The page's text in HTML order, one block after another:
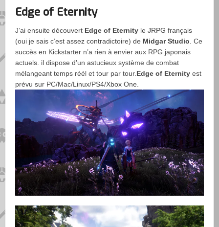
Edge of Eternity
J’ai ensuite découvert Edge of Eternity le JRPG français
(oui je sais c’est assez contradictoire) de Midgar Studio . Ce
succès en Kickstarter n’a rien à envier aux RPG japonais
actuels. il dispose d’un astucieux système de combat
mélangeant temps réél et tour par tour. Edge of Eternityest
prévu sur PC/Mac/Linux/PS4/Xbox One.